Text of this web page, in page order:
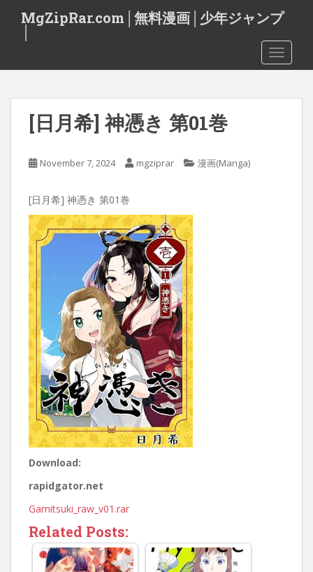
t
MgZipRar.com│無料漫画│少年ジャンプ
[日月希] 神憑き 第01巻
November 7, 2024 mgziprar 漫画(Manga)
[日月希] 神憑き 第01巻
Download:
rapidgator.net
Gamitsuki_raw_v01.rar
Related Posts: